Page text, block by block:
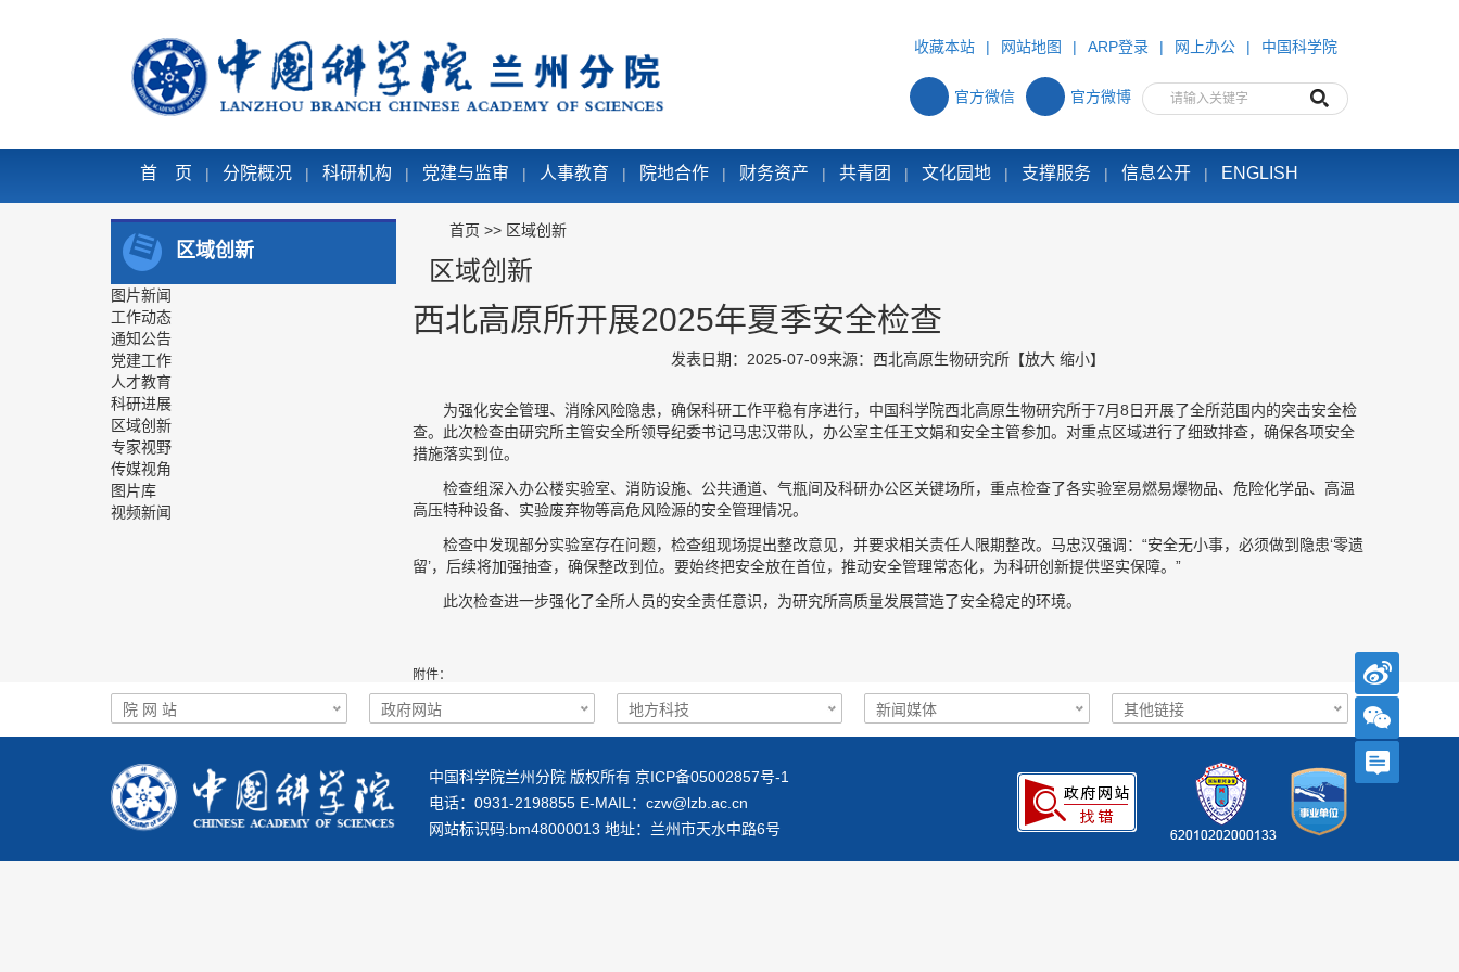
收藏本站 | 网站地图 | ARP登录 | 网上办公 | 中国科学院
官方微信 官方微博
首 页 | 分院概况 | 科研机构 | 党建与监审 | 人事教育 | 院地合作 | 财务资产 | 共青团 | 文化园地 | 支撑服务 | 信息公开 | ENGLISH
区域创新
图片新闻
工作动态
通知公告
党建工作
人才教育
科研进展
区域创新
专家视野
传媒视角
图片库
视频新闻
首页 >> 区域创新
区域创新
西北高原所开展2025年夏季安全检查
发表日期：2025-07-09来源：西北高原生物研究所 【放大 缩小】
为强化安全管理、消除风险隐患，确保科研工作平稳有序进行，中国科学院西北高原生物研究所于7月8日开展了全所范围内的突击安全检
查。此次检查由研究所主管安全所领导纪委书记马忠汉带队，办公室主任王文娟和安全主管参加。对重点区域进行了细致排查，确保各项安全
措施落实到位。
检查组深入办公楼实验室、消防设施、公共通道、气瓶间及科研办公区关键场所，重点检查了各实验室易燃易爆物品、危险化学品、高温
高压特种设备、实验废弃物等高危风险源的安全管理情况。
检查中发现部分实验室存在问题，检查组现场提出整改意见，并要求相关责任人限期整改。马忠汉强调：“安全无小事，必须做到隐患‘零遗
留’，后续将加强抽查，确保整改到位。要始终把安全放在首位，推动安全管理常态化，为科研创新提供坚实保障。”
此次检查进一步强化了全所人员的安全责任意识，为研究所高质量发展营造了安全稳定的环境。
附件：
中国科学院兰州分院 版权所有 京ICP备05002857号-1
电话：0931-2198855 E-MAIL： czw@lzb.ac.cn
网站标识码:bm48000013 地址：兰州市天水中路6号